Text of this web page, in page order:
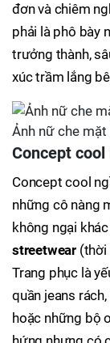
đơn và chiêm
phải là phô bày
trưởng thành,
xúc trầm lắng
Ảnh nữ che
Concept
Concept cool
những cô nàng
không ngại
streetwear (thời
Trang phục là
quần jeans
hoặc những bộ